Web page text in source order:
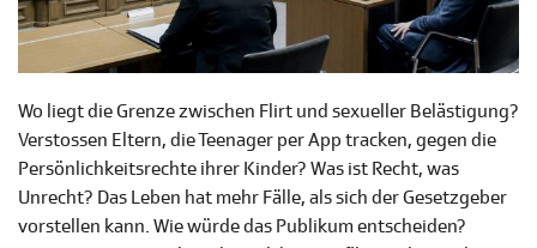
Wo liegt die Grenze zwischen Flirt und sexueller Belästigung?
Verstossen Eltern, die Teenager per App tracken, gegen die
Persönlichkeitsrechte ihrer Kinder? Was ist Recht, was
Unrecht? Das Leben hat mehr Fälle, als sich der Gesetzgeber
vorstellen kann. Wie würde das Publikum entscheiden?